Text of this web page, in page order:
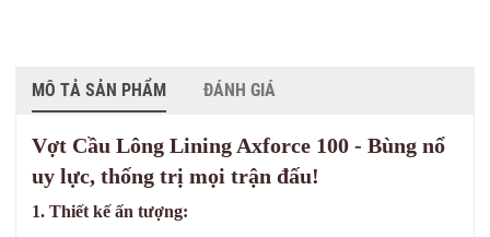
MÔ TẢ SẢN PHẨM ĐÁNH GIÁ
Vợt Cầu Lông Lining Axforce 100 - Bùng nổ
uy lực, thống trị mọi trận đấu!
1. Thiết kế ấn tượng: